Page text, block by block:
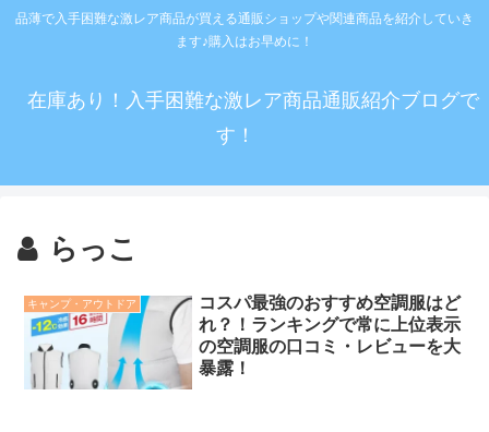
品薄で入手困難な激レア商品が買える通販ショップや関連商品を紹介していき
ます♪購入はお早めに！
在庫あり！入手困難な激レア商品通販紹介ブログで
す！
らっこ
キャンプ・アウトドア
コスパ最強のおすすめ空調服はど
れ？！ランキングで常に上位表示
の空調服の口コミ・レビューを大
暴露！